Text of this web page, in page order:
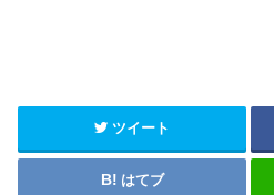
ツイート
はてブ